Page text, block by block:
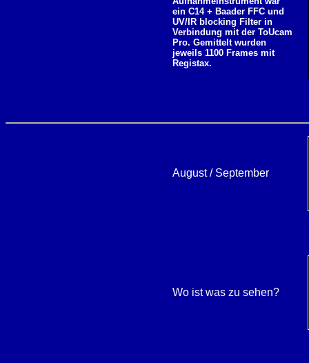
ein C14 + Baader FFC und
UV/IR blocking Filter in
Verbindung mit der ToUcam
Pro. Gemittelt wurden
jeweils 1100 Frames mit
Registax.
August / September
Wo ist was zu sehen?